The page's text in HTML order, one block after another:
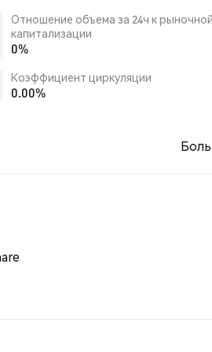
Отношение объема за 24ч к
капитализации
0%
Коэффициент циркуляции
0.00%